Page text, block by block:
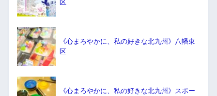
区
《心まろやかに、私の好きな北九州》八幡東
区
《心まろやかに、私の好きな北九州》スポー